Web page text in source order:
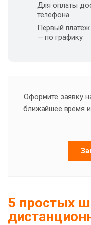
Для оплаты
телефона
Первый платеж
— по графику
Оформите заявку
ближайшее время
5 простых